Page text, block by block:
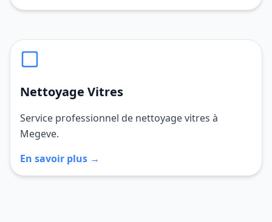
Nettoyage Vitres
Service professionnel de nettoyage vitres à
Megeve.
En savoir plus →